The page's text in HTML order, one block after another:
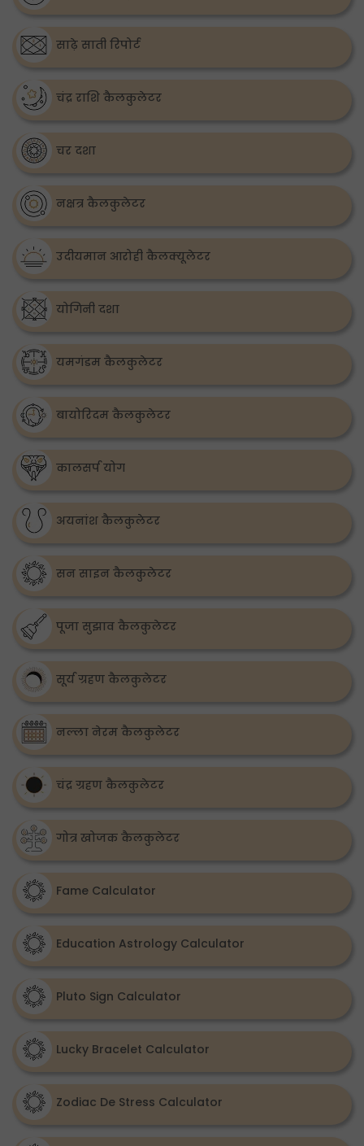
साढ़े साती रिपोर्ट
चंद्र राशि कैलकुलेटर
चर दशा
नक्षत्र कैलकुलेटर
उदीयमान आरोही कैलक्यूलेटर
योगिनी दशा
यमगंडम कैलकुलेटर
बायोरिदम कैलकुलेटर
कालसर्प योग
अयनांश कैलकुलेटर
सन साइन कैलकुलेटर
पूजा सुझाव कैलकुलेटर
सूर्य ग्रहण कैलकुलेटर
नल्ला नेरम कैलकुलेटर
चंद्र ग्रहण कैलकुलेटर
गोत्र खोजक कैलकुलेटर
Fame Calculator
Education Astrology Calculator
Pluto Sign Calculator
Lucky Bracelet Calculator
Zodiac De Stress Calculator